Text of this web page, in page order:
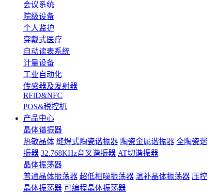
会议系统
院级设备
个人监护
穿戴式医疗
自动读表系统
计量设备
工业自动化
传感器及发射器
RFID&NFC
POS&税控机
产品中心
晶体谐振器
热敏晶体 缝焊式陶瓷谐振器 陶瓷金属谐振器 全陶瓷谐
振器 32.768KHz音叉谐振器 AT切谐振器
晶体振荡器
普通晶体振荡器 超低相噪振荡器 温补晶体振荡器 压控
晶体振荡器 可编程晶体振荡器